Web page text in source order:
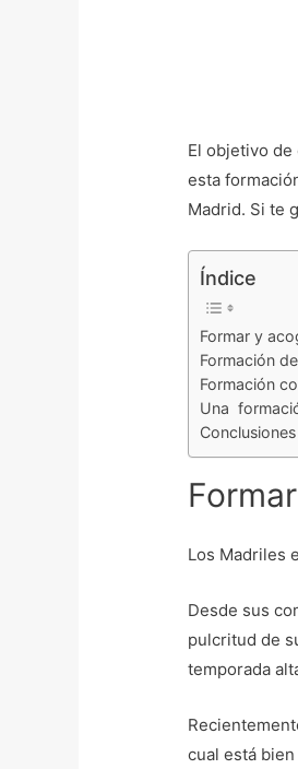
El objetivo
esta
Madrid. Si te
Índice
Formar y
Formación
Formación
Una
Conclusiones
Los Madriles
Desde sus
pulcritud de
temporada
cual está